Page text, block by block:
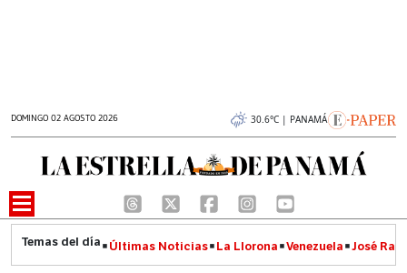
DOMINGO 02 AGOSTO 2026 30.6°C | PANAMÁ
Últimas Noticias La Llorona Venezuela José